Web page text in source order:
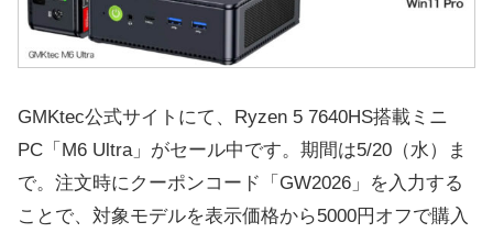
GMKtec公式サイトにて、Ryzen 5 7640HS搭載ミニ
PC「M6 Ultra」がセール中です。期間は5/20（水）ま
で。注文時にクーポンコード「 GW2026」を入力する
ことで、対象モデルを表示価格から5000円オフで購入